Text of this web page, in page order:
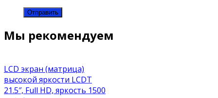
Мы рекомендуем
LCD экран (матрица)
высокой яркости LCDT
21.5″, Full HD, яркость 1500